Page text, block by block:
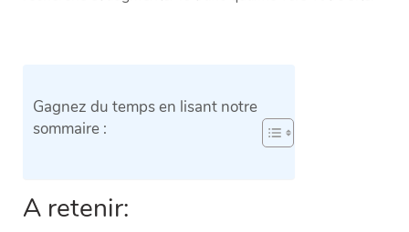
Gagnez du temps en lisant notre
sommaire :
A retenir: